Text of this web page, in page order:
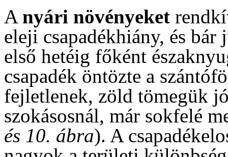
A nyári növényeket
eleji csapadékhiány, és
első hetéig főként
csapadék öntözte a
fejletlenek, zöld tömegük
szokásosnál, már sokfelé
és 10. ábra). A